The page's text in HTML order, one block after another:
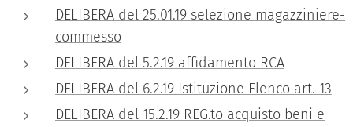
DELIBERA del 25.01.19 selezione magazziniere-
commesso
DELIBERA del 5.2.19 affidamento RCA
DELIBERA del 6.2.19 Istituzione Elenco art. 13
DELIBERA del 15.2.19 REG.to acquisto beni e